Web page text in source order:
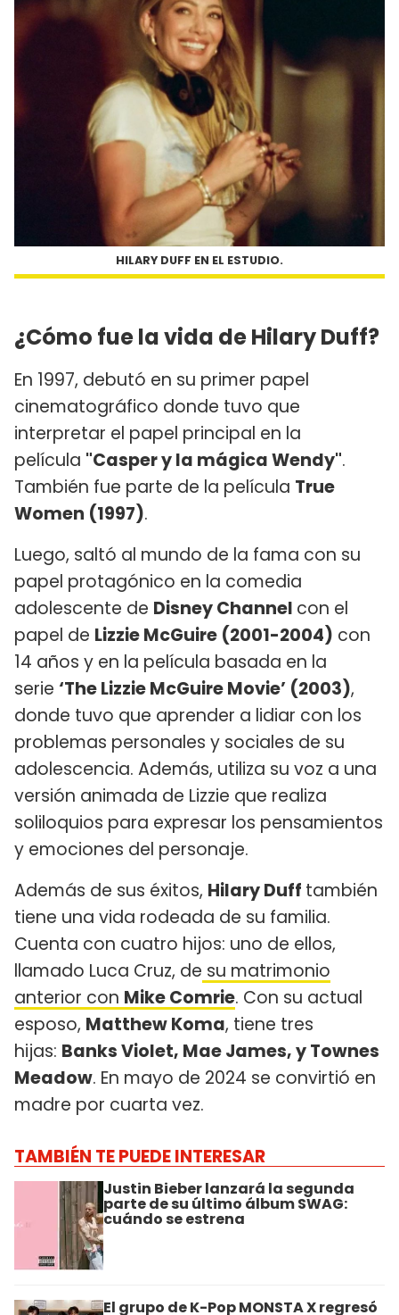
HILARY DUFF EN EL ESTUDIO.
¿Cómo fue la vida de Hilary Duff?
En 1997, debutó en su primer papel
cinematográfico donde tuvo que
interpretar el papel principal en la
película "Casper y la mágica Wendy".
También fue parte de la película True
Women (1997).
Luego, saltó al mundo de la fama con su
papel protagónico en la comedia
adolescente de Disney Channel con el
papel de Lizzie McGuire (2001-2004) con
14 años y en la película basada en la
serie ‘The Lizzie McGuire Movie’ (2003),
donde tuvo que aprender a lidiar con los
problemas personales y sociales de su
adolescencia. Además, utiliza su voz a una
versión animada de Lizzie que realiza
soliloquios para expresar los pensamientos
y emociones del personaje.
Además de sus éxitos, Hilary Duff también
tiene una vida rodeada de su familia.
Cuenta con cuatro hijos: uno de ellos,
llamado Luca Cruz, de su matrimonio
anterior con Mike Comrie. Con su actual
esposo, Matthew Koma, tiene tres
hijas: Banks Violet, Mae James, y Townes
Meadow. En mayo de 2024 se convirtió en
madre por cuarta vez.
TAMBIÉN TE PUEDE INTERESAR
Justin Bieber lanzará la segunda
parte de su último álbum SWAG:
cuándo se estrena
El grupo de K-Pop MONSTA X regresó